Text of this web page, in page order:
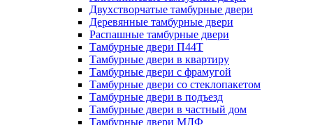
Двухстворчатые тамбурные двери
Деревянные тамбурные двери
Распашные тамбурные двери
Тамбурные двери П44Т
Тамбурные двери в квартиру
Тамбурные двери с фрамугой
Тамбурные двери со стеклопакетом
Тамбурные двери в подъезд
Тамбурные двери в частный дом
Тамбурные двери МДФ